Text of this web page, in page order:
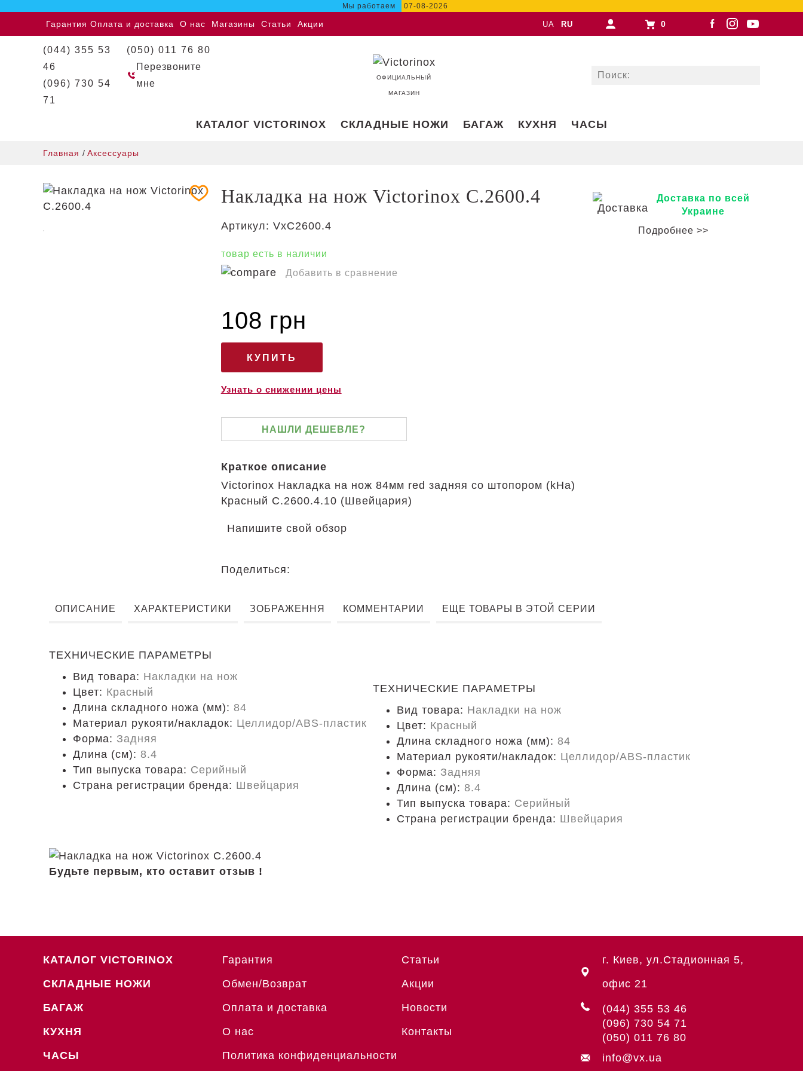
Мы работаем 07-08-2026
Гарантия Оплата и доставка О нас Магазины Статьи Акции UA RU 0
(044) 355 53
46
(096) 730 54
71
(050) 011 76 80
Перезвоните
мне
ОФИЦИАЛЬНЫЙ
МАГАЗИН
КАТАЛОГ VICTORINOX СКЛАДНЫЕ НОЖИ БАГАЖ КУХНЯ ЧАСЫ
Главная / Аксессуары
Накладка на нож Victorinox C.2600.4
Артикул: VxC2600.4
товар есть в наличии
Добавить в сравнение
108 грн
Узнать о снижении цены
НАШЛИ ДЕШЕВЛЕ?
Краткое описание
Victorinox Накладка на нож 84мм red задняя со штопором (kHa)
Красный C.2600.4.10 (Швейцария)
Напишите свой обзор
Поделиться:
Доставка по всей
Украине
Подробнее >>
ОПИСАНИЕ ХАРАКТЕРИСТИКИ ЗОБРАЖЕННЯ КОММЕНТАРИИ ЕЩЕ ТОВАРЫ В ЭТОЙ СЕРИИ
ТЕХНИЧЕСКИЕ ПАРАМЕТРЫ
Вид товара: Накладки на нож
Цвет: Красный
Длина складного ножа (мм): 84
Материал рукояти/накладок: Целлидор/ABS-пластик
Форма: Задняя
Длина (cм): 8.4
Тип выпуска товара: Серийный
Страна регистрации бренда: Швейцария
ТЕХНИЧЕСКИЕ ПАРАМЕТРЫ
Вид товара: Накладки на нож
Цвет: Красный
Длина складного ножа (мм): 84
Материал рукояти/накладок: Целлидор/ABS-пластик
Форма: Задняя
Длина (cм): 8.4
Тип выпуска товара: Серийный
Страна регистрации бренда: Швейцария
Будьте первым, кто оставит отзыв !
КАТАЛОГ VICTORINOX
СКЛАДНЫЕ НОЖИ
БАГАЖ
КУХНЯ
ЧАСЫ
Гарантия
Обмен/Возврат
Оплата и доставка
О нас
Политика конфиденциальности
Статьи
Акции
Новости
Контакты
г. Киев, ул.Стадионная 5,
офис 21
(044) 355 53 46
(096) 730 54 71
(050) 011 76 80
info@vx.ua